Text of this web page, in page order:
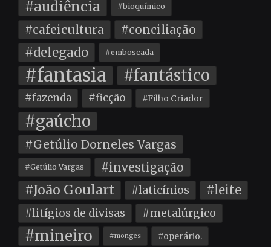
#audiência #bioquímico
#cafeicultura #conciliação
#delegado #emboscada
#fantasia #fantástico
#fazenda #ficção #Filho Criador
#gaúcho
#Getúlio Dorneles Vargas
#Getúlio Vargas #investigação
#João Goulart #laticínios #leite
#litígios de divisas #metalúrgico
#mineiro #monges #operário.